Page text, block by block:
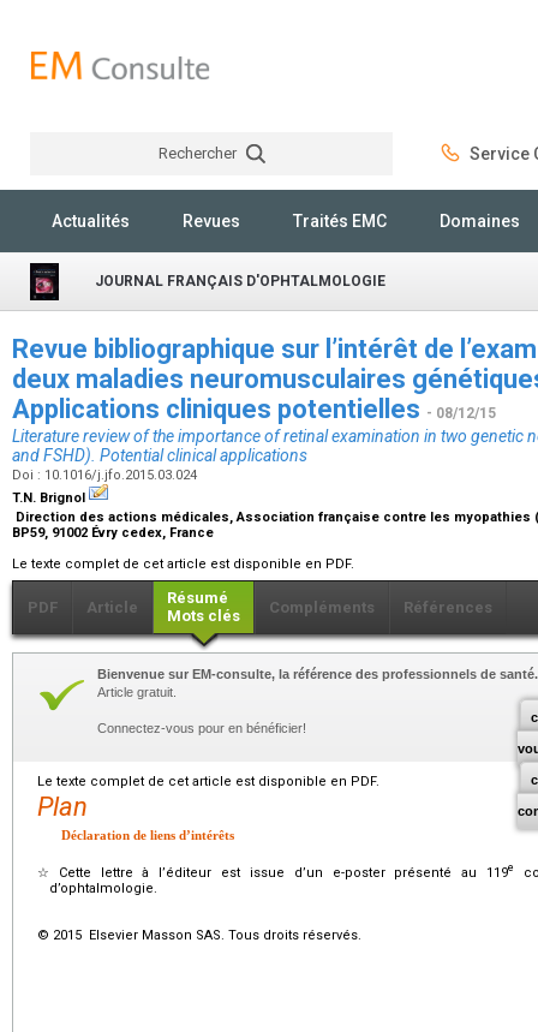
Rechercher Service
Actualités Revues Traités EMC Domaines
JOURNAL FRANÇAIS D'OPHTALMOLOGIE
Revue bibliographique sur l’intérêt de
deux maladies neuromusculaires
Applications cliniques potentielles - 08/12/15
Literature review of the importance of retinal examination in two genetic
and FSHD). Potential clinical applications
Doi : 10.1016/j.jfo.2015.03.024
T.N. Brignol
Direction des actions médicales, Association française contre les myopathies
BP59, 91002 Évry cedex, France
Le texte complet de cet article est disponible en PDF.
PDF Article
Résumé
Mots clés
Compléments Références
Bienvenue sur EM-consulte, la référence des professionnels de santé.
Article gratuit.
Connectez-vous pour en bénéficier!
Le texte complet de cet article est disponible en PDF.
Plan
Déclaration de liens d’intérêts
☆ Cette lettre à l’éditeur est issue d’un e-poster présenté au 119e
d’ophtalmologie.
© 2015 Elsevier Masson SAS. Tous droits réservés.